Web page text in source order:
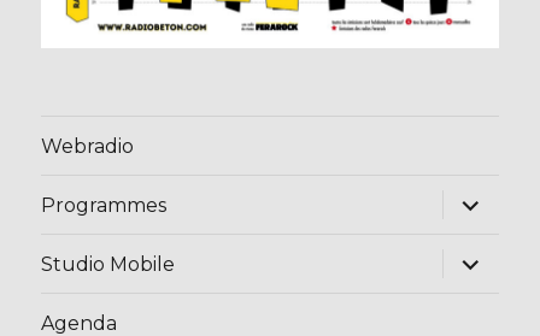
Webradio
Programmes
ouvrir
menu
Studio Mobile
ouvrir
Agenda